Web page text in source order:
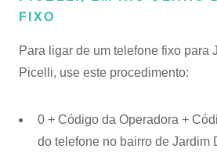
FIXO
Para ligar de um telefone fixo para
Picelli, use este procedimento:
0 + Código da Operadora +
do telefone no bairro de Jardim